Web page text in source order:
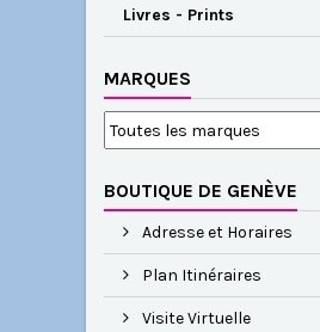
Livres - Prints
MARQUES
BOUTIQUE DE GENÈVE
Adresse et Horaires
Plan Itinéraires
Visite Virtuelle